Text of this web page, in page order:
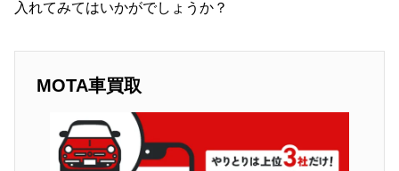
入れてみてはいかがでしょうか？
MOTA車買取